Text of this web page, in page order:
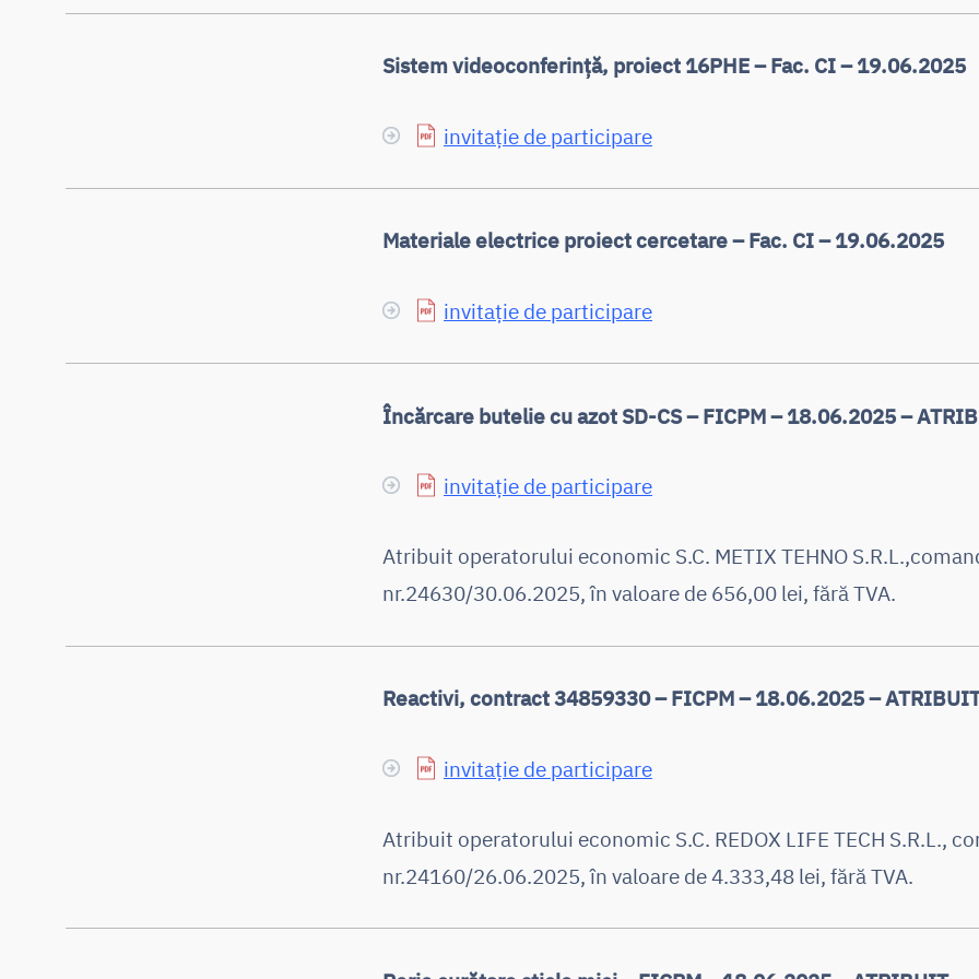
Sistem videoconferință, proiect 16PHE – Fac. CI – 19.06.2025
invitație de participare
Materiale electrice proiect cercetare – Fac. CI – 19.06.2025
invitație de participare
Încărcare butelie cu azot SD-CS – FICPM – 18.06.2025 –
invitație de participare
Atribuit operatorului economic S.C. METIX TEHNO
nr.24630/30.06.2025, în valoare de 656,00 lei, fără TVA.
Reactivi, contract 34859330 – FICPM – 18.06.2025 –
invitație de participare
Atribuit operatorului economic S.C. REDOX LIFE TECH S.R.L.,
nr.24160/26.06.2025, în valoare de 4.333,48 lei, fără TVA.